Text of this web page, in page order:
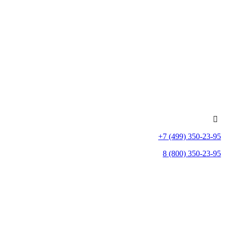
+7 (499) 350-23-95
8 (800) 350-23-95